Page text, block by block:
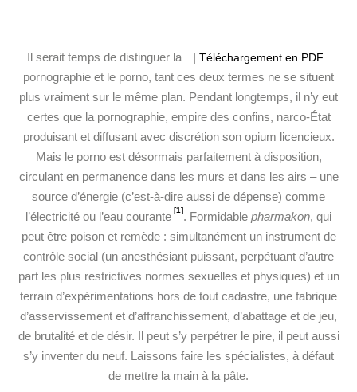
| Téléchargement en PDF
Il serait temps de distinguer la
pornographie et le porno, tant ces deux termes ne se situent
plus vraiment sur le même plan. Pendant longtemps, il n’y eut
certes que la pornographie, empire des confins, narco-État
produisant et diffusant avec discrétion son opium licencieux.
Mais le porno est désormais parfaitement à disposition,
circulant en permanence dans les murs et dans les airs – une
source d’énergie (c’est-à-dire aussi de dépense) comme
l’électricité ou l’eau courante [1]. Formidable pharmakon, qui
peut être poison et remède : simultanément un instrument de
contrôle social (un anesthésiant puissant, perpétuant d’autre
part les plus restrictives normes sexuelles et physiques) et un
terrain d’expérimentations hors de tout cadastre, une fabrique
d’asservissement et d’affranchissement, d’abattage et de jeu,
de brutalité et de désir. Il peut s’y perpétrer le pire, il peut aussi
s’y inventer du neuf. Laissons faire les spécialistes, à défaut
de mettre la main à la pâte.